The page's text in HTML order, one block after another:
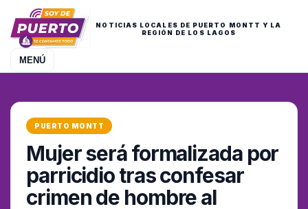
NOTICIAS LOCALES DE PUERTO MONTT Y LA
REGIÓN DE LOS LAGOS
MENÚ
PUERTO MONTT
Mujer será formalizada por
parricidio tras confesar
crimen de hombre al